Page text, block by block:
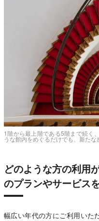
1階から最上階である5階まで続く
うな館内をめぐるだけでも、新た
どのような方の利用
のプランやサービス
幅広い年代の方にご利用いた